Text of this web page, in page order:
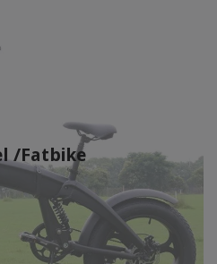
/Fatbike